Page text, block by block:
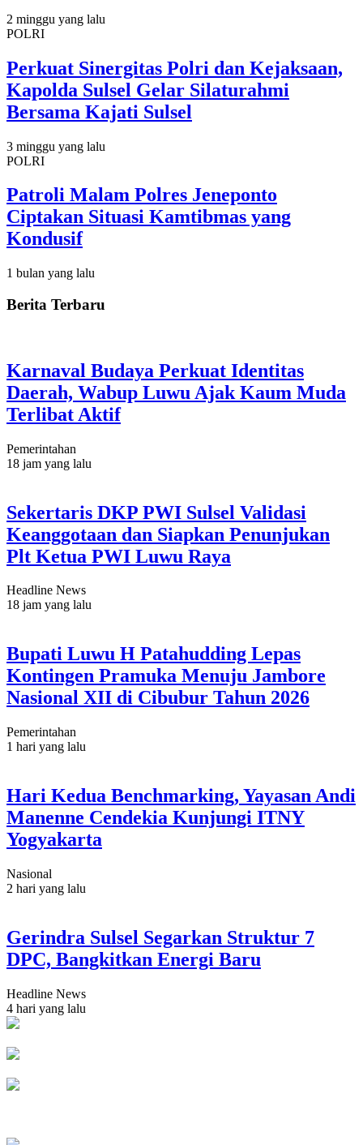
2 minggu yang lalu
POLRI
Perkuat Sinergitas Polri dan Kejaksaan,
Kapolda Sulsel Gelar Silaturahmi
Bersama Kajati Sulsel
3 minggu yang lalu
POLRI
Patroli Malam Polres Jeneponto
Ciptakan Situasi Kamtibmas yang
Kondusif
1 bulan yang lalu
Berita Terbaru
Karnaval Budaya Perkuat Identitas
Daerah, Wabup Luwu Ajak Kaum Muda
Terlibat Aktif
Pemerintahan
18 jam yang lalu
Sekertaris DKP PWI Sulsel Validasi
Keanggotaan dan Siapkan Penunjukan
Plt Ketua PWI Luwu Raya
Headline News
18 jam yang lalu
Bupati Luwu H Patahudding Lepas
Kontingen Pramuka Menuju Jambore
Nasional XII di Cibubur Tahun 2026
Pemerintahan
1 hari yang lalu
Hari Kedua Benchmarking, Yayasan Andi
Manenne Cendekia Kunjungi ITNY
Yogyakarta
Nasional
2 hari yang lalu
Gerindra Sulsel Segarkan Struktur 7
DPC, Bangkitkan Energi Baru
Headline News
4 hari yang lalu